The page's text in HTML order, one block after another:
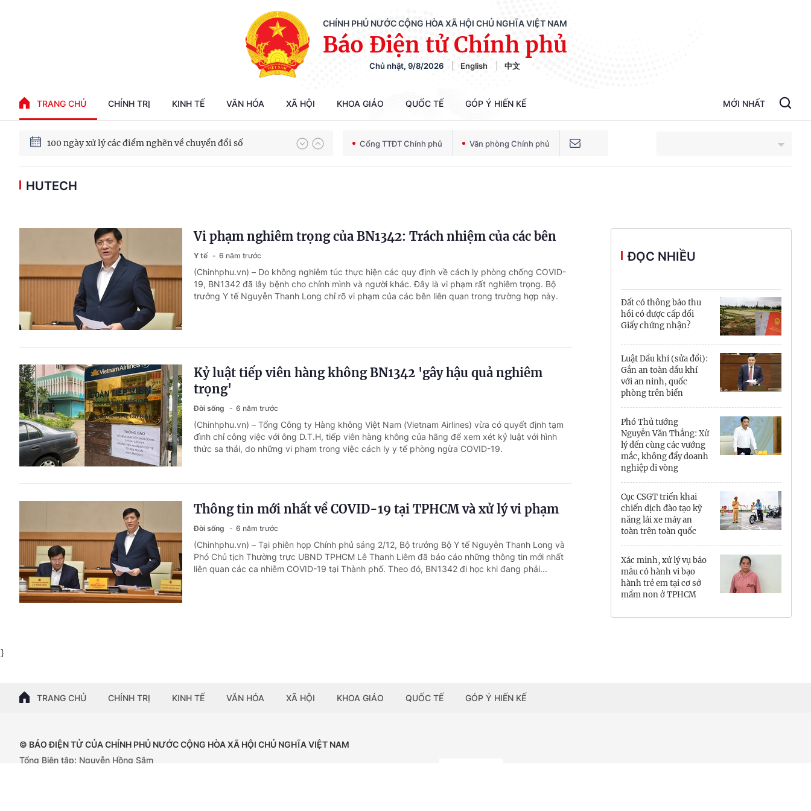
CHÍNH PHỦ NƯỚC CỘNG HÒA XÃ HỘI CHỦ NGHĨA VIỆT NAM
Báo Điện tử Chính phủ
Chủ nhật, 9/8/2026 English 中文
TRANG CHỦ CHÍNH TRỊ KINH TẾ VĂN HÓA XÃ HỘI KHOA GIÁO QUỐC TẾ GÓP Ý HIẾN KẾ MỚI NHẤT
Cổng TTĐT Chính phủ Văn phòng Chính phủ
Cần Thơ
Điện Biên
Đắk Lắk
Đồng Tháp
Gia Lai
Hồ Chí Minh
Hà Tĩnh
Hưng Yên
Hải Phòng
HUTECH
Vi phạm nghiêm trọng của BN1342: Trách nhiệm của các bên
Y tế 6 năm trước
(Chinhphu.vn) – Do không nghiêm túc thực hiện các quy định về cách ly phòng chống COVID-
19, BN1342 đã lây bệnh cho chính mình và người khác. Đây là vi phạm rất nghiêm trọng. Bộ
trưởng Y tế Nguyễn Thanh Long chỉ rõ vi phạm của các bên liên quan trong trường hợp này.
Kỷ luật tiếp viên hàng không BN1342 'gây hậu quả nghiêm
trọng'
Đời sống 6 năm trước
(Chinhphu.vn) – Tổng Công ty Hàng không Việt Nam (Vietnam Airlines) vừa có quyết định tạm
đình chỉ công việc với ông D.T.H, tiếp viên hàng không của hãng để xem xét kỷ luật với hình
thức sa thải, do những vi phạm trong việc cách ly y tế phòng ngừa COVID-19.
Thông tin mới nhất về COVID-19 tại TPHCM và xử lý vi phạm
Đời sống 6 năm trước
(Chinhphu.vn) – Tại phiên họp Chính phủ sáng 2/12, Bộ trưởng Bộ Y tế Nguyễn Thanh Long và
Phó Chủ tịch Thường trực UBND TPHCM Lê Thanh Liêm đã báo cáo những thông tin mới nhất
liên quan các ca nhiễm COVID-19 tại Thành phố. Theo đó, BN1342 đi học khi đang phải...
ĐỌC NHIỀU
Đất có thông báo thu
hồi có được cấp đổi
Giấy chứng nhận?
Luật Dầu khí (sửa đổi):
Gắn an toàn dầu khí
với an ninh, quốc
phòng trên biển
Phó Thủ tướng
Nguyễn Văn Thắng: Xử
lý đến cùng các vướng
mắc, không đẩy doanh
nghiệp đi vòng
Cục CSGT triển khai
chiến dịch đào tạo kỹ
năng lái xe máy an
toàn trên toàn quốc
Xác minh, xử lý vụ bảo
mẫu có hành vi bạo
hành trẻ em tại cơ sở
mầm non ở TPHCM
}
TRANG CHỦ CHÍNH TRỊ KINH TẾ VĂN HÓA XÃ HỘI KHOA GIÁO QUỐC TẾ GÓP Ý HIẾN KẾ
© BÁO ĐIỆN TỬ CỦA CHÍNH PHỦ NƯỚC CỘNG HÒA XÃ HỘI CHỦ NGHĨA VIỆT NAM
Tổng Biên tập: Nguyễn Hồng Sâm